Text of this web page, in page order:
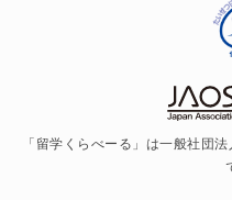
「留学くらべーる」は一般社団